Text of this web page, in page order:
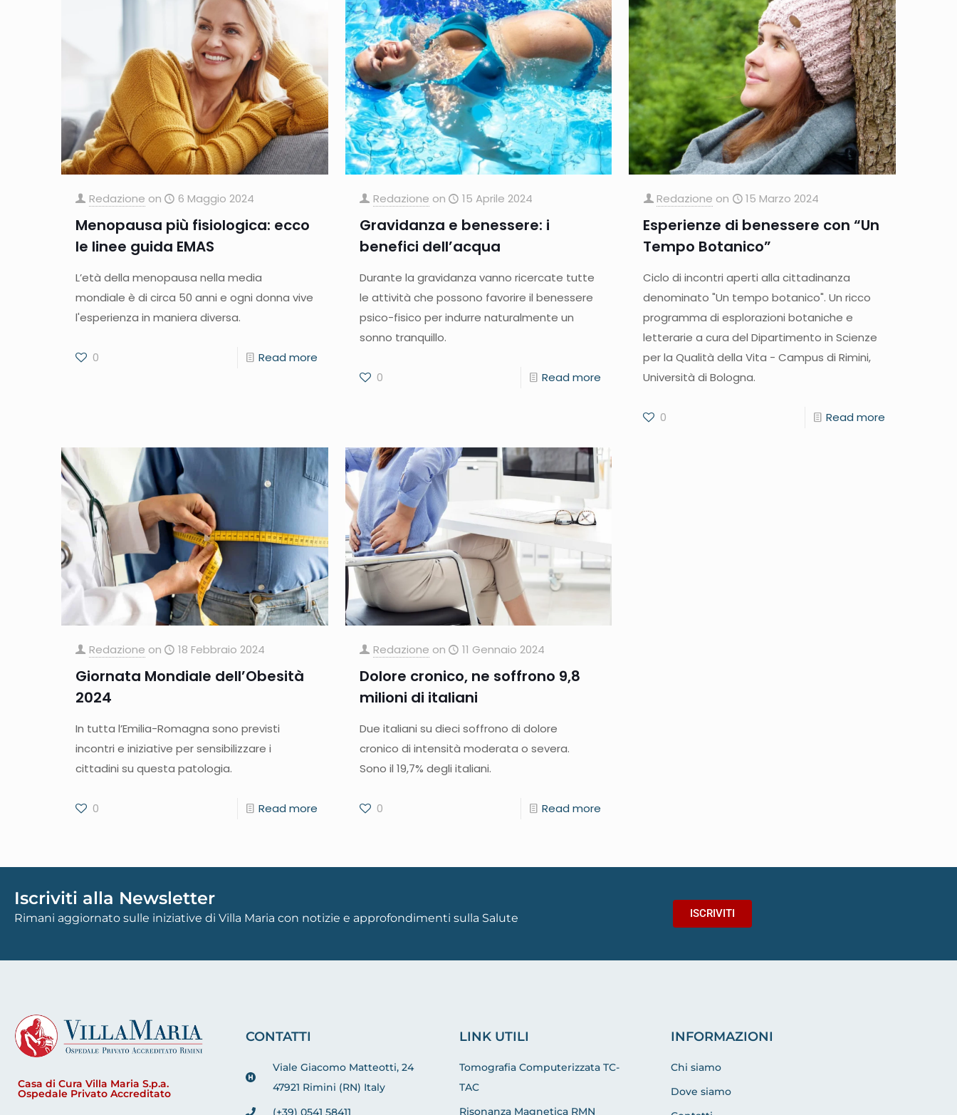
Redazione on 6 Maggio 2024
Menopausa più fisiologica: ecco
le linee guida EMAS
L’età della menopausa nella media
mondiale è di circa 50 anni e ogni donna vive
l'esperienza in maniera diversa.
0 Read more
Redazione on 15 Aprile 2024
Gravidanza e benessere: i
benefici dell’acqua
Durante la gravidanza vanno ricercate tutte
le attività che possono favorire il benessere
psico-fisico per indurre naturalmente un
sonno tranquillo.
0 Read more
Redazione on 15 Marzo 2024
Esperienze di benessere con “Un
Tempo Botanico”
Ciclo di incontri aperti alla cittadinanza
denominato "Un tempo botanico". Un ricco
programma di esplorazioni botaniche e
letterarie a cura del Dipartimento in Scienze
per la Qualità della Vita - Campus di Rimini,
Università di Bologna.
0 Read more
Redazione on 18 Febbraio 2024
Giornata Mondiale dell’Obesità
2024
In tutta l’Emilia-Romagna sono previsti
incontri e iniziative per sensibilizzare i
cittadini su questa patologia.
0 Read more
Redazione on 11 Gennaio 2024
Dolore cronico, ne soffrono 9,8
milioni di italiani
Due italiani su dieci soffrono di dolore
cronico di intensità moderata o severa.
Sono il 19,7% degli italiani.
0 Read more
Iscriviti alla Newsletter
Rimani aggiornato sulle iniziative di Villa Maria con notizie e approfondimenti sulla Salute ISCRIVITI
Casa di Cura Villa Maria S.p.a.
Ospedale Privato Accreditato
CONTATTI
Viale Giacomo Matteotti, 24
47921 Rimini (RN) Italy
(+39) 0541 58411
LINK UTILI
Tomografia Computerizzata TC-
TAC
Risonanza Magnetica RMN
INFORMAZIONI
Chi siamo
Dove siamo